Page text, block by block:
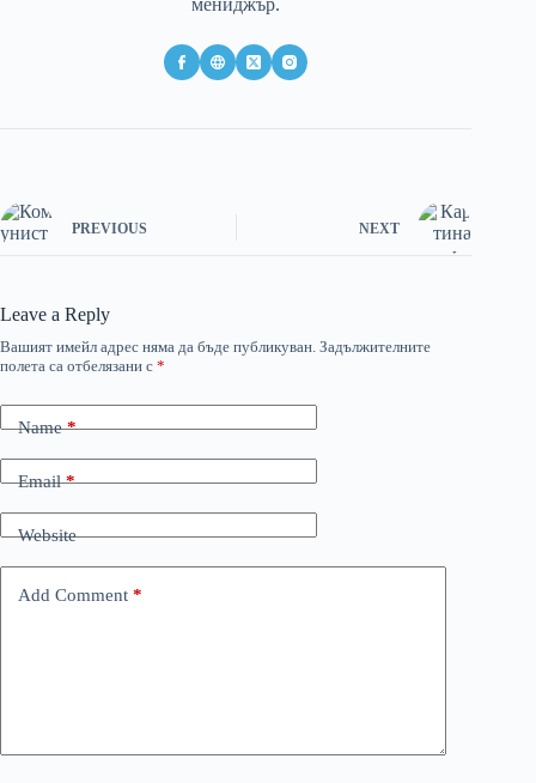
PREVIOUS NEXT
Leave a Reply
Вашият имейл адрес няма да бъде публикуван. Задължителните
полета са отбелязани с *
Name*
Email*
Website
Add Comment *